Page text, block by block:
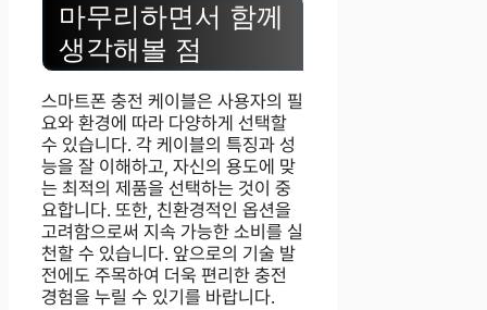
마무리하면서 함께
생각해볼 점
스마트폰 충전 케이블은 사용자의 필
요와 환경에 따라 다양하게 선택할
수 있습니다. 각 케이블의 특징과 성
능을 잘 이해하고, 자신의 용도에 맞
는 최적의 제품을 선택하는 것이 중
요합니다. 또한, 친환경적인 옵션을
고려함으로써 지속 가능한 소비를 실
천할 수 있습니다. 앞으로의 기술 발
전에도 주목하여 더욱 편리한 충전
경험을 누릴 수 있기를 바랍니다.